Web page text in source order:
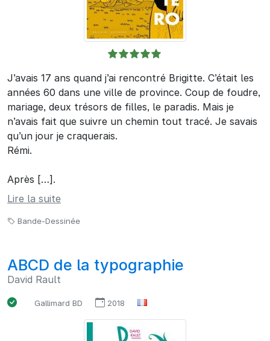
J’avais 17 ans quand j’ai rencontré Brigitte. C’était les
années 60 dans une ville de province. Coup de foudre,
mariage, deux trésors de filles, le paradis. Mais je
n’avais fait que suivre un chemin tout tracé. Je savais
qu’un jour je craquerais.
Rémi.
Après […].
Lire la suite
Bande-Dessinée
ABCD de la typographie
David Rault
Gallimard BD 2018